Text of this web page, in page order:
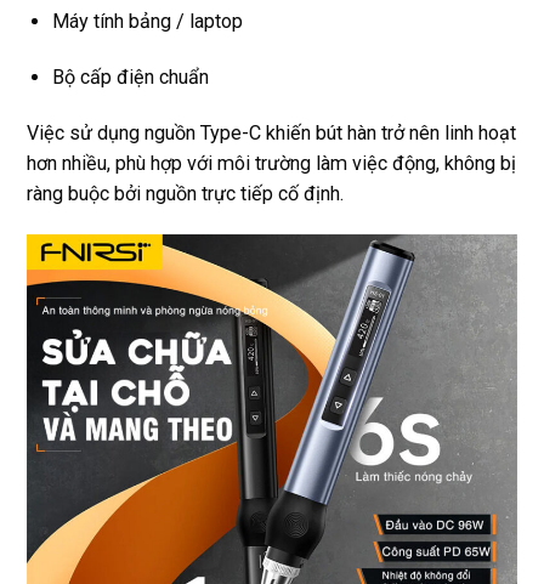
Máy tính bảng / laptop
Bộ cấp điện chuẩn
Việc sử dụng nguồn Type-C khiến bút hàn trở nên linh hoạt
hơn nhiều, phù hợp với môi trường làm việc động, không bị
ràng buộc bởi nguồn trực tiếp cố định.